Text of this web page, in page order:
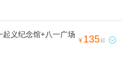
起义纪念馆+八一广场
¥ 135起 